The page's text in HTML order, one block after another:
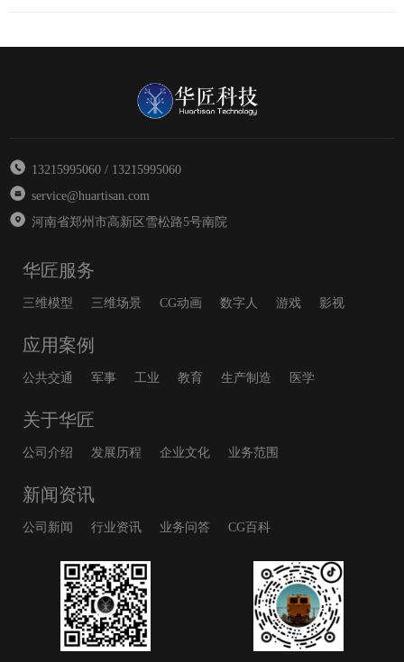
13215995060 / 13215995060
service@huartisan.com
河南省郑州市高新区雪松路5号南院
华匠服务
三维模型 三维场景 CG动画 数字人 游戏 影视
应用案例
公共交通 军事 工业 教育 生产制造 医学
关于华匠
公司介绍 发展历程 企业文化 业务范围
新闻资讯
公司新闻 行业资讯 业务问答 CG百科